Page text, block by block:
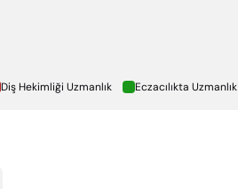
Diş Hekimliği Uzmanlık Eczacılıkta Uzmanlık